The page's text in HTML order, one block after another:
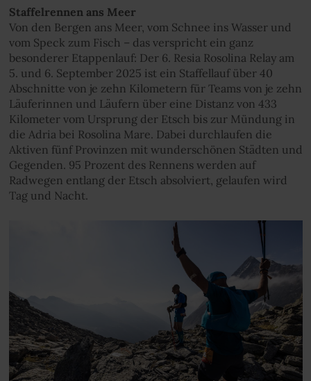
Staffelrennen ans Meer
Von den Bergen ans Meer, vom Schnee ins Wasser und
vom Speck zum Fisch – das verspricht ein ganz
besonderer Etappenlauf: Der 6. Resia Rosolina Relay am
5. und 6. September 2025 ist ein Staffellauf über 40
Abschnitte von je zehn Kilometern für Teams von je zehn
Läuferinnen und Läufern über eine Distanz von 433
Kilometer vom Ursprung der Etsch bis zur Mündung in
die Adria bei Rosolina Mare. Dabei durchlaufen die
Aktiven fünf Provinzen mit wunderschönen Städten und
Gegenden. 95 Prozent des Rennens werden auf
Radwegen entlang der Etsch absolviert, gelaufen wird
Tag und Nacht.